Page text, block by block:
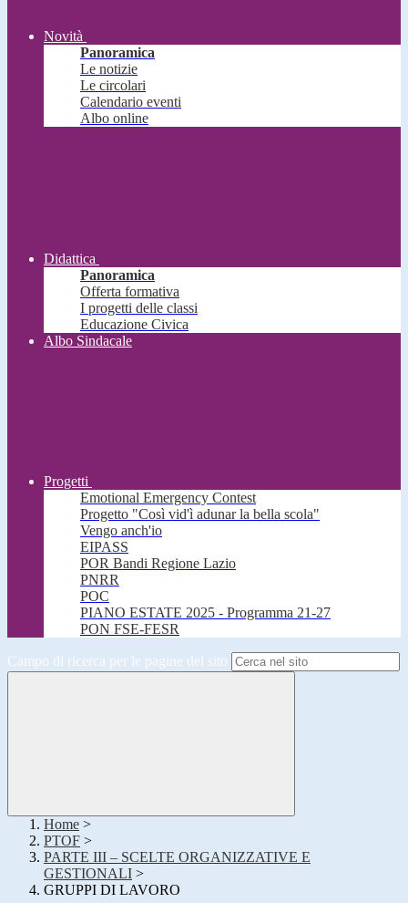
Novità
Panoramica
Le notizie
Le circolari
Calendario eventi
Albo online
Didattica
Panoramica
Offerta formativa
I progetti delle classi
Educazione Civica
Albo Sindacale
Progetti
Emotional Emergency Contest
Progetto "Così vid'ì adunar la bella scola"
Vengo anch'io
EIPASS
POR Bandi Regione Lazio
PNRR
POC
PIANO ESTATE 2025 - Programma 21-27
PON FSE-FESR
Campo di ricerca per le pagine del sito
Home >
PTOF >
PARTE III – SCELTE ORGANIZZATIVE E
GESTIONALI >
GRUPPI DI LAVORO